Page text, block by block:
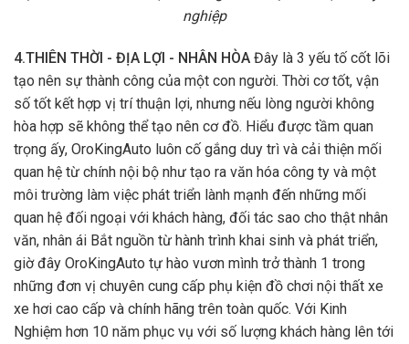
nghiệp
4.THIÊN THỜI - ĐỊA LỢI - NHÂN HÒA Đây là 3 yếu tố cốt lõi
tạo nên sự thành công của một con người. Thời cơ tốt, vận
số tốt kết hợp vị trí thuận lợi, nhưng nếu lòng người không
hòa hợp sẽ không thể tạo nên cơ đồ. Hiểu được tầm quan
trọng ấy, OroKingAuto luôn cố gắng duy trì và cải thiện mối
quan hệ từ chính nội bộ như tạo ra văn hóa công ty và một
môi trường làm việc phát triển lành mạnh đến những mối
quan hệ đối ngoại với khách hàng, đối tác sao cho thật nhân
văn, nhân ái Bắt nguồn từ hành trình khai sinh và phát triển,
giờ đây OroKingAuto tự hào vươn mình trở thành 1 trong
những đơn vị chuyên cung cấp phụ kiện đồ chơi nội thất xe
xe hơi cao cấp và chính hãng trên toàn quốc. Với Kinh
Nghiệm hơn 10 năm phục vụ với số lượng khách hàng lên tới